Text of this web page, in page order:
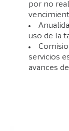
por no
uso de la
servicios
avances